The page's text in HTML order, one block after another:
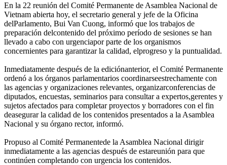
En la 22 reunión del Comité Permanente de Asamblea Nacional de
Vietnam abierta hoy, el secretario general y jefe de la Oficina
delParlamento, Bui Van Cuong, informó que los trabajos de
preparación delcontenido del próximo período de sesiones se han
llevado a cabo con urgenciapor parte de los organismos
concernientes para garantizar la calidad, elprogreso y la puntualidad.
Inmediatamente después de la ediciónanterior, el Comité Permanente
ordenó a los órganos parlamentarios coordinarseestrechamente con
las agencias y organizaciones relevantes, organizarconferencias de
diputados, encuestas, seminarios para consultar a expertos,gerentes y
sujetos afectados para completar proyectos y borradores con el fin
deasegurar la calidad de los contenidos presentados a la Asamblea
Nacional y su órgano rector, informó.
Propuso al Comité Permanentede la Asamblea Nacional dirigir
inmediatamente a las agencias después de estareunión para que
continúen completando con urgencia los contenidos.